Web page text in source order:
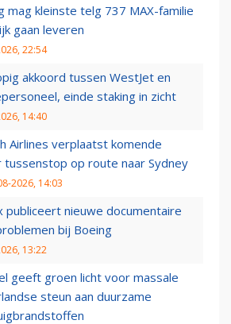
mag kleinste telg 737 MAX-familie
gaan leveren
22:54
akkoord tussen WestJet en
einde staking in zicht
14:40
Airlines verplaatst komende
tussenstop op route naar Sydney
2026, 14:03
publiceert nieuwe documentaire
bij Boeing
13:22
geeft groen licht voor massale
steun aan duurzame